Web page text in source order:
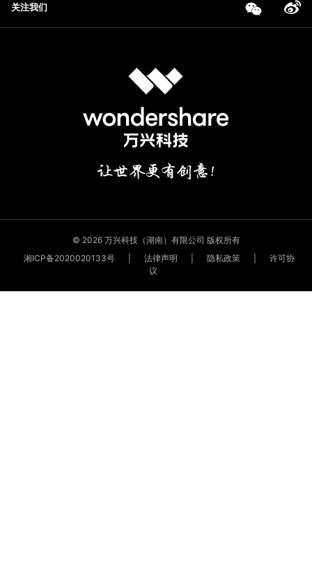
关注我们
© 2026 万兴科技（湖南）有限公司 版权所有
湘ICP备2020020133号
法律声明 隐私政策
许可协
议